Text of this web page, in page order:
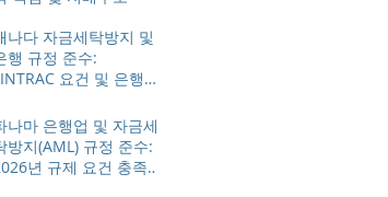
나다 자금세탁방지 및
행 규정 준수:
요건 및 은행
나마 은행업 및 자금세
방지(AML) 규정 준수:
년 규제 요건 충족